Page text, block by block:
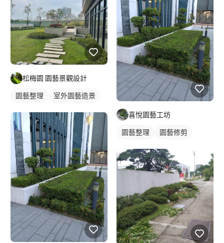
松梅園 園藝景觀設計
園藝整理 室外園藝造景
喜悅園藝工坊
園藝整理 園藝修剪